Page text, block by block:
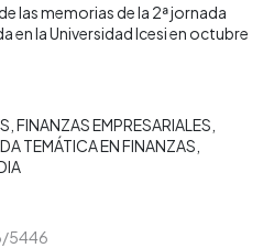
las memorias de la 2ª jornada
en la Universidad Icesi en octubre
FINANZAS EMPRESARIALES
TEMÁTICA EN FINANZAS
5446